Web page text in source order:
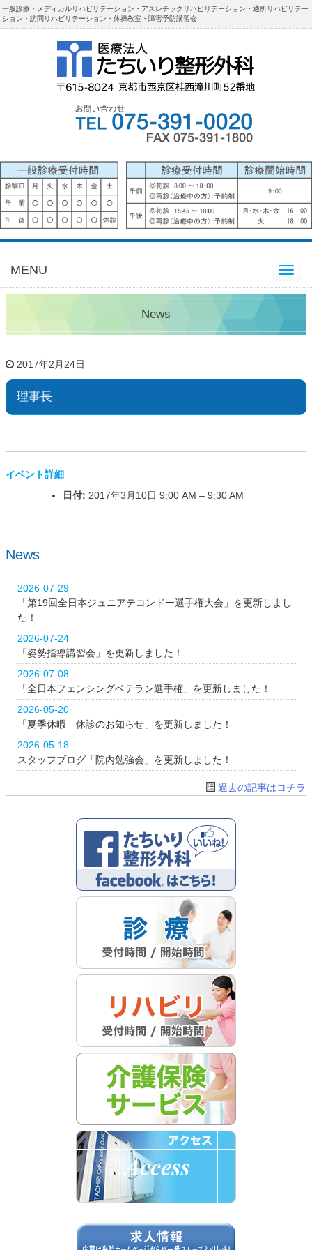
一般診療・メディカルリハビリテーション・アスレチックリハビリテーション・通所リハビリテー
ション・訪問リハビリテーション・体操教室・障害予防講習会
MENU Toggle
navigation
News
2017年2月24日
理事長
イベント詳細
日付: 2017年3月10日 9:00 AM – 9:30 AM
News
2026-07-29
「第19回全日本ジュニアテコンドー選手権大会」を更新しまし
た！
2026-07-24
「姿勢指導講習会」を更新しました！
2026-07-08
「全日本フェンシングベテラン選手権」を更新しました！
2026-05-20
「夏季休暇 休診のお知らせ」を更新しました！
2026-05-18
スタッフブログ「院内勉強会」を更新しました！
過去の記事はコチラ